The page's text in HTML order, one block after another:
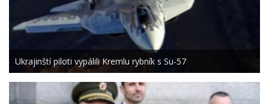
Ukrajinští piloti vypálili Kremlu rybník s Su-57